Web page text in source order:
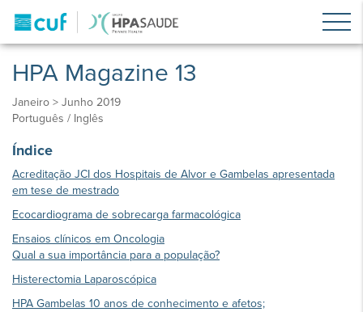
HPA Magazine 13
Janeiro > Junho 2019
Português / Inglês
Índice
Acreditação JCI dos Hospitais de Alvor e Gambelas apresentada
em tese de mestrado
Ecocardiograma de sobrecarga farmacológica
Ensaios clínicos em Oncologia
Qual a sua importância para a população?
Histerectomia Laparoscópica
HPA Gambelas 10 anos de conhecimento e afetos;